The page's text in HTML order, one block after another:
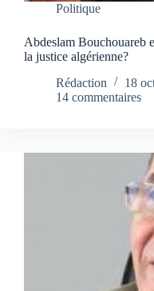
Politique
Abdeslam Bouchouareb
la justice algérienne?
Rédaction
18
14 commentaires